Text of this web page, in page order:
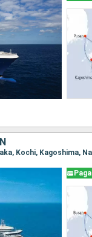
Kochi, Kagoshima,